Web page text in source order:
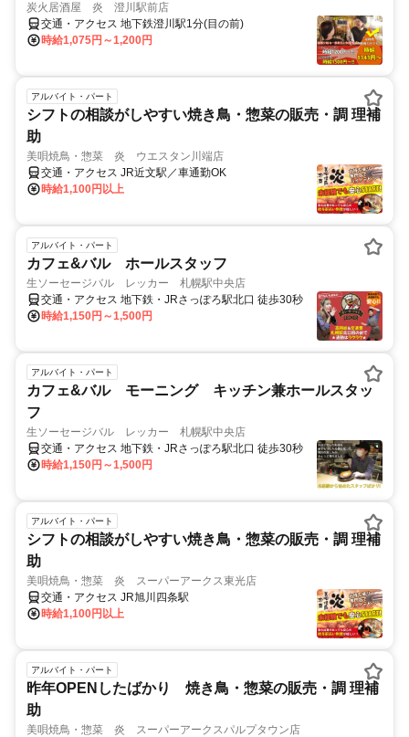
炭火居酒屋 炎 澄川駅前店
時給1,075円～1,200円
交通・アクセス 地下鉄澄川駅1分(目の前)
アルバイト・パート
シフトの相談がしやすい焼き鳥・惣菜の販売・調 理補
助
美唄焼鳥・惣菜 炎 ウエスタン川端店
時給1,100円以上
交通・アクセス JR近文駅／車通勤OK
アルバイト・パート
カフェ&バル ホールスタッフ
生ソーセージバル レッカー 札幌駅中央店
時給1,150円～1,500円
交通・アクセス 地下鉄・JRさっぽろ駅北口 徒歩30秒
アルバイト・パート
カフェ&バル モーニング キッチン兼ホールスタッ
フ
生ソーセージバル レッカー 札幌駅中央店
時給1,150円～1,500円
交通・アクセス 地下鉄・JRさっぽろ駅北口 徒歩30秒
アルバイト・パート
シフトの相談がしやすい焼き鳥・惣菜の販売・調 理補
助
美唄焼鳥・惣菜 炎 スーパーアークス東光店
時給1,100円以上
交通・アクセス JR旭川四条駅
アルバイト・パート
昨年OPENしたばかり 焼き鳥・惣菜の販売・調 理補
助
美唄焼鳥・惣菜 炎 スーパーアークスパルプタウン店